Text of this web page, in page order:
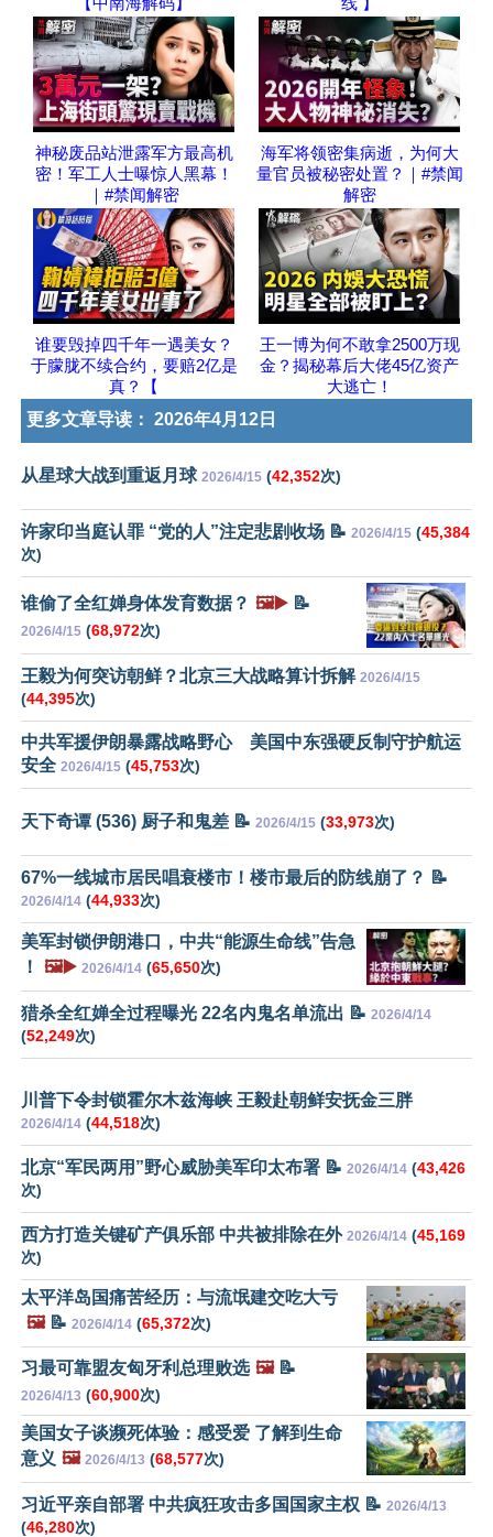
神秘废品站泄露军方最高机
密！军工人士曝惊人黑幕！
｜#禁闻解密
海军将领密集病逝，为何大
量官员被秘密处置？｜#禁闻
解密
谁要毁掉四千年一遇美女？
于朦胧不续合约，要赔2亿是
真？【
王一博为何不敢拿2500万现
金？揭秘幕后大佬45亿资产
大逃亡！
更多文章导读： 2026年4月12日
从星球大战到重返月球 2026/4/15 (42,352次)
许家印当庭认罪 “党的人”注定悲剧收场 📝 2026/4/15 (45,384
次)
谁偷了全红婵身体发育数据？ 🖼️▶️ 📝
2026/4/15 (68,972次)
王毅为何突访朝鲜？北京三大战略算计拆解 2026/4/15
(44,395次)
中共军援伊朗暴露战略野心 美国中东强硬反制守护航运
安全 2026/4/15 (45,753次)
天下奇谭 (536) 厨子和鬼差 📝 2026/4/15 (33,973次)
67%一线城市居民唱衰楼市！楼市最后的防线崩了？ 📝
2026/4/14 (44,933次)
美军封锁伊朗港口，中共“能源生命线”告急
！
🖼️▶️ 2026/4/14 (65,650次)
猎杀全红婵全过程曝光 22名内鬼名单流出 📝 2026/4/14
(52,249次)
川普下令封锁霍尔木兹海峡 王毅赴朝鲜安抚金三胖
2026/4/14 (44,518次)
北京“军民两用”野心威胁美军印太布署 📝 2026/4/14 (43,426
次)
西方打造关键矿产俱乐部 中共被排除在外 2026/4/14 (45,169
次)
太平洋岛国痛苦经历：与流氓建交吃大亏
🖼️📝 2026/4/14 (65,372次)
习最可靠盟友匈牙利总理败选 🖼️📝
2026/4/13 (60,900次)
美国女子谈濒死体验：感受爱 了解到生命
意义 🖼️ 2026/4/13 (68,577次)
习近平亲自部署 中共疯狂攻击多国国家主权 📝 2026/4/13
(46,280次)